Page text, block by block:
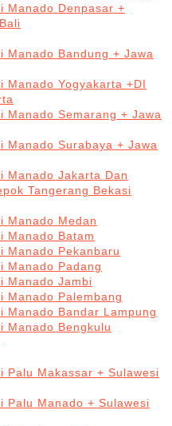
Manado Denpasar +
Manado Bandung + Jawa
Manado Yogyakarta +DI
Manado Semarang + Jawa
Manado Surabaya + Jawa
Manado Jakarta Dan
Tangerang Bekasi
Manado Medan
Manado Batam
Manado Pekanbaru
Manado Padang
Manado Jambi
Manado Palembang
Manado Bandar Lampung
Manado Bengkulu
Palu Makassar + Sulawesi
Palu Manado + Sulawesi